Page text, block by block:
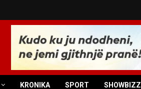
KRONIKA SPORT SHOWBIZZ